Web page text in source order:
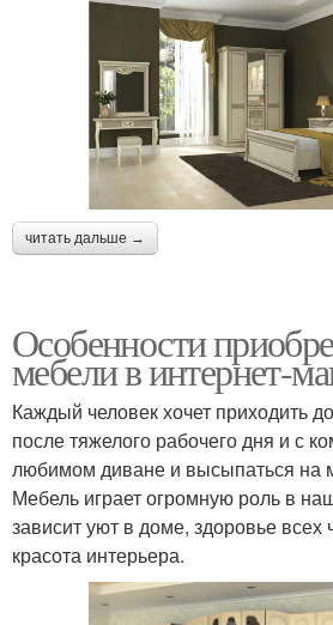
читать дальше →
Особенности
мебели в интернет-
Каждый человек хочет приходить
после тяжелого рабочего дня и с
любимом диване и высыпаться на
Мебель играет огромную роль в
зависит уют в доме, здоровье всех
красота интерьера.